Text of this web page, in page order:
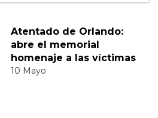
Atentado de Orlando:
abre el memorial
homenaje a las víctimas
10 Mayo